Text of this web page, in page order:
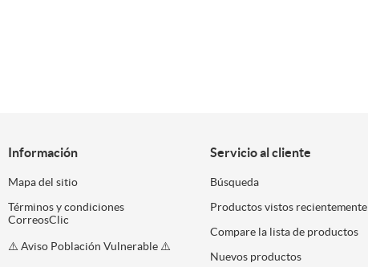
Información
Mapa del sitio
Términos y condiciones
CorreosClic
⚠️ Aviso Población Vulnerable ⚠️
Servicio al cliente
Búsqueda
Productos vistos recientemente
Compare la lista de productos
Nuevos productos